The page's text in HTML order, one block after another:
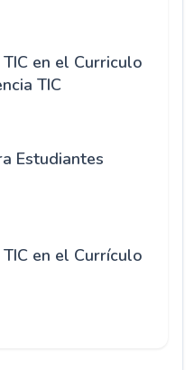
en el Curriculo
TIC
Estudiantes
en el Currículo